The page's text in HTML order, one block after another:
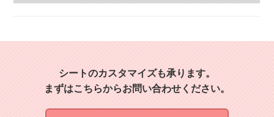
シートのカスタマイズも承ります。
まずはこちらからお問い合わせください。